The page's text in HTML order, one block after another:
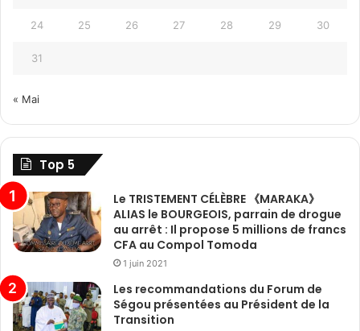
24 25 26 27 28 29 30
31
« Mai
Top 5
Le TRISTEMENT CÉLÈBRE 《MARAKA》
ALIAS le BOURGEOIS, parrain de drogue
au arrêt : Il propose 5 millions de francs
CFA au Compol Tomoda
1 juin 2021
Les recommandations du Forum de
Ségou présentées au Président de la
Transition